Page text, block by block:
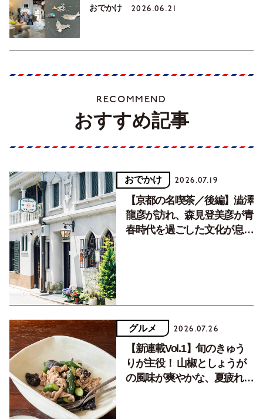
おでかけ 2026.06.21
RECOMMEND
おすすめ記事
おでかけ 2026.07.19
【京都の名喫茶／後編】澁澤
龍彦が訪れ、森見登美彦が青
春時代を過ごした文化が息づ
グルメ 2026.07.26
【新連載Vol.1】旬のきゅう
りが主役！ 山椒としょうが
の風味が爽やかな、夏疲れを